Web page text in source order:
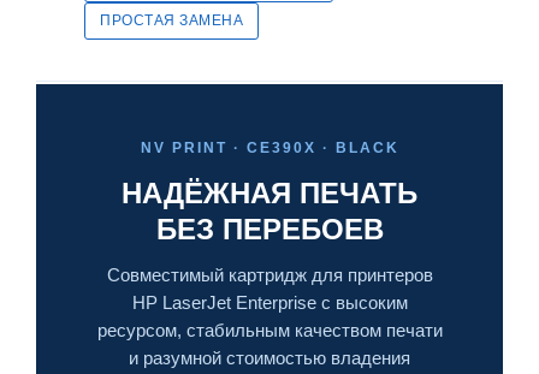
ПРОСТАЯ ЗАМЕНА
NV PRINT · CE390X · BLACK
НАДЁЖНАЯ ПЕЧАТЬ
БЕЗ ПЕРЕБОЕВ
Совместимый картридж для принтеров
HP LaserJet Enterprise с высоким
ресурсом, стабильным качеством печати
и разумной стоимостью владения